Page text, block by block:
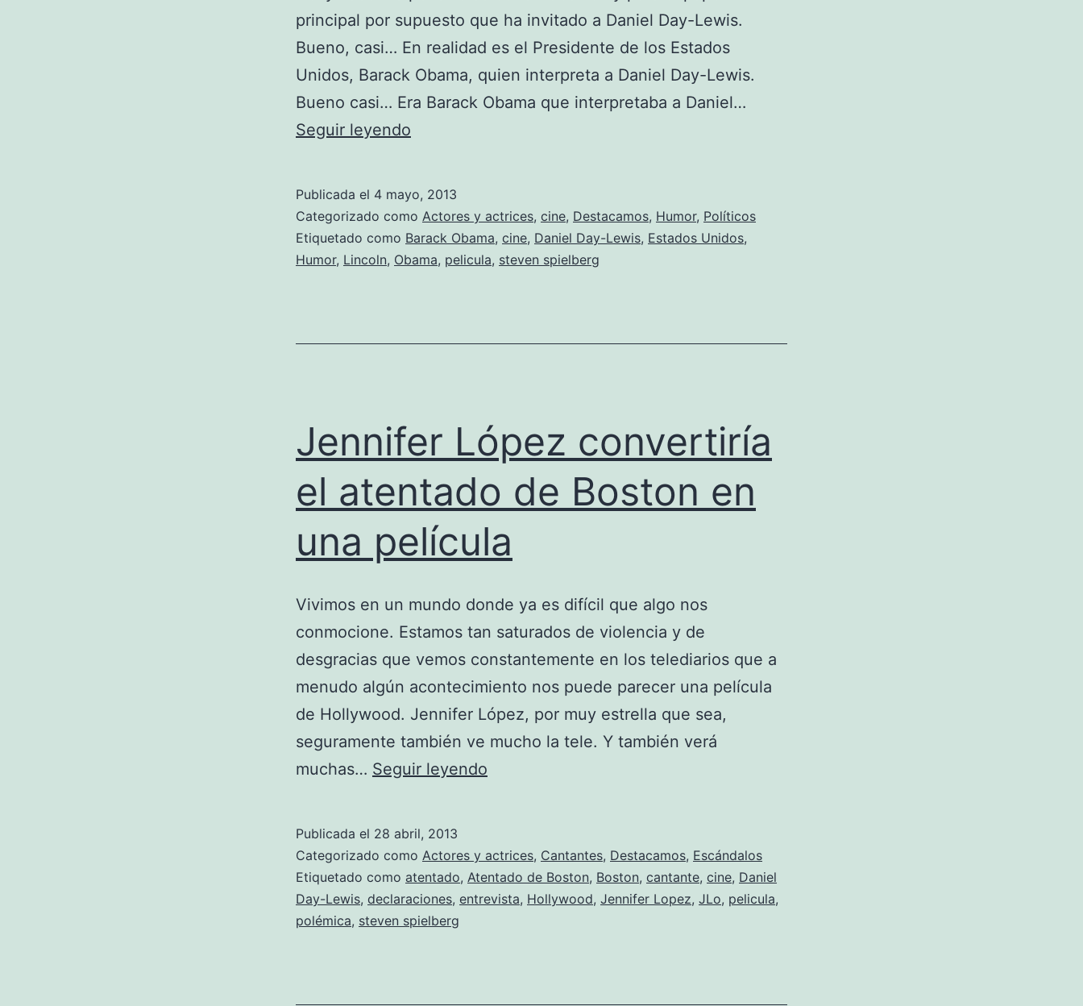
principal por supuesto que ha invitado a Daniel Day-Lewis.
Bueno, casi… En realidad es el Presidente de los Estados
Unidos, Barack Obama, quien interpreta a Daniel Day-Lewis.
Bueno casi… Era Barack Obama que interpretaba a Daniel…
Seguir leyendo
trailer
de
su
‘Obama’
Publicada el 4 mayo, 2013
Categorizado como Actores y actrices, cine, Destacamos, Humor, Políticos
Etiquetado como Barack Obama, cine, Daniel Day-Lewis, Estados Unidos,
Humor, Lincoln, Obama, pelicula, steven spielberg
Jennifer López convertiría
el atentado de Boston en
una película
Vivimos en un mundo donde ya es difícil que algo nos
conmocione. Estamos tan saturados de violencia y de
desgracias que vemos constantemente en los telediarios que a
menudo algún acontecimiento nos puede parecer una película
de Hollywood. Jennifer López, por muy estrella que sea,
seguramente también ve mucho la tele. Y también verá
muchas… Seguir leyendo
el
atentado
de
Publicada el 28 abril, 2013
Categorizado como Actores y actrices, Cantantes, Destacamos, Escándalos
Etiquetado como atentado, Atentado de Boston, Boston, cantante, cine, Daniel
Day-Lewis, declaraciones, entrevista, Hollywood, Jennifer Lopez, JLo, pelicula,
polémica, steven spielberg